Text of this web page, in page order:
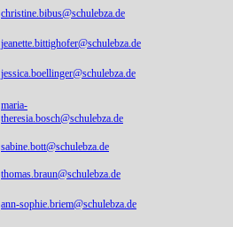
christine.bibus@schulebza.de
jeanette.bittighofer@schulebza.de
jessica.boellinger@schulebza.de
maria-
theresia.bosch@schulebza.de
sabine.bott@schulebza.de
thomas.braun@schulebza.de
ann-sophie.briem@schulebza.de